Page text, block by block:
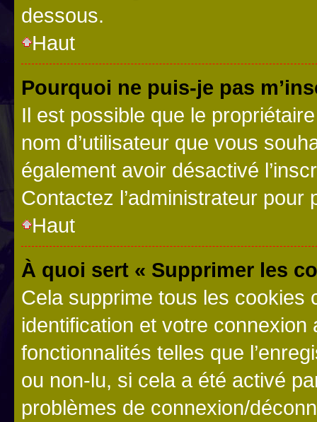
dessous.
Haut
Pourquoi ne puis-je pas
Il est possible que le
nom d’utilisateur que vous
également avoir désactivé
Contactez l’administrateur
Haut
À quoi sert « Supprimer les
Cela supprime tous les cookies
identification et votre
fonctionnalités telles que
ou non-lu, si cela a été activé
problèmes de connexion/